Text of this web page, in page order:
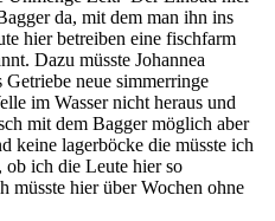
da, mit dem man ihn ins
hier betreiben eine fischfarm
Dazu müsste Johannea
Getriebe neue simmerringe
im Wasser nicht heraus und
mit dem Bagger möglich aber
keine lagerböcke die müsste ich
ob ich die Leute hier so
müsste hier über Wochen ohne